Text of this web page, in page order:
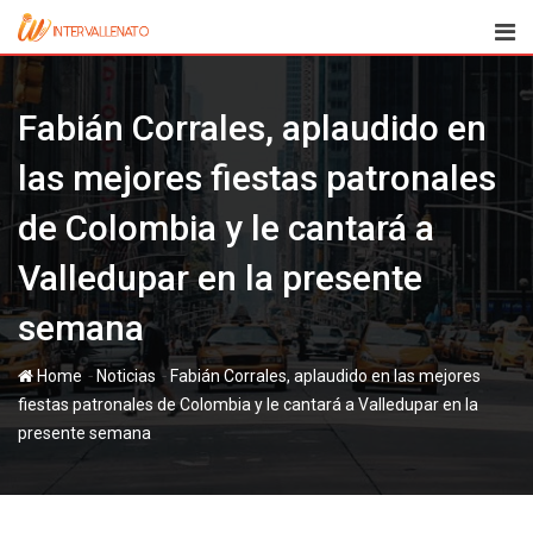
Skip
content
Fabián Corrales, aplaudido en
las mejores fiestas patronales
de Colombia y le cantará a
Valledupar en la presente
semana
Home- Noticias - Fabián Corrales, aplaudido en las mejores
fiestas patronales de Colombia y le cantará a Valledupar en la
presente semana